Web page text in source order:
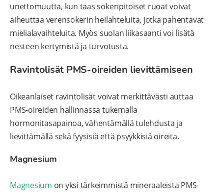
unettomuutta, kun taas sokeripitoiset ruoat voivat
aiheuttaa verensokerin heilahteluita, jotka pahentavat
mielialavaihteluita. Myös suolan liikasaanti voi lisätä
nesteen kertymistä ja turvotusta.
Ravintolisät PMS-oireiden lievittämiseen
Oikeanlaiset ravintolisät voivat merkittävästi auttaa
PMS-oireiden hallinnassa tukemalla
hormonitasapainoa, vähentämällä tulehdusta ja
lievittämällä sekä fyysisiä että psyykkisiä oireita.
Magnesium
Magnesium on yksi tärkeimmistä mineraaleista PMS-